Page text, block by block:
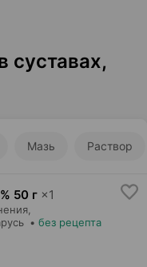
суставах,
Мазь Раствор
50 г ×1
• без рецепта